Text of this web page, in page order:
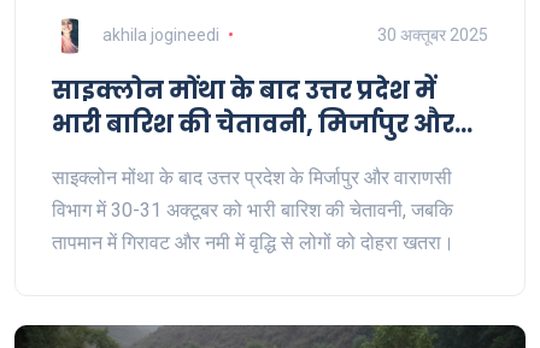
akhila jogineedi 30 अक्तूबर 2025
साइक्लोन मोंथा के बाद उत्तर प्रदेश में
भारी बारिश की चेतावनी, मिर्जापुर और
साइक्लोन मोंथा के बाद उत्तर प्रदेश के मिर्जापुर और वाराणसी
विभाग में 30-31 अक्टूबर को भारी बारिश की चेतावनी, जबकि
तापमान में गिरावट और नमी में वृद्धि से लोगों को दोहरा खतरा।